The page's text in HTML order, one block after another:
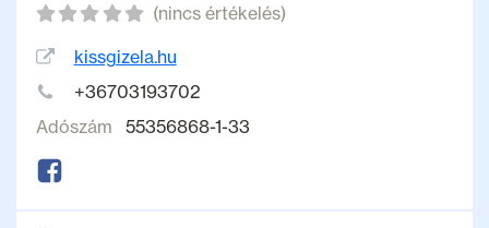
(nincs értékelés)
kissgizela.hu
+36703193702
Adószám
55356868-1-33